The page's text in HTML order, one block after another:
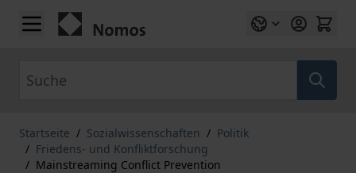
Zum Inhalt springen
Startseite / Sozialwissenschaften / Politik
/ Friedens- und Konfliktforschung
/ Mainstreaming Conflict Prevention